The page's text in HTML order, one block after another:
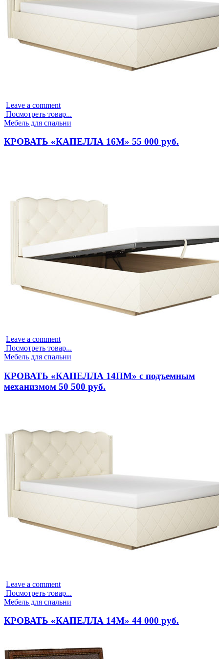
Leave a comment
Посмотреть товар...
Опубликовано
Мебель для спальни
КРОВАТЬ «КАПЕЛЛА 16М» 55 000 руб.
Leave a comment
Посмотреть товар...
Опубликовано
Мебель для спальни
КРОВАТЬ «КАПЕЛЛА 14ПМ» с подъемным
механизмом 50 500 руб.
Leave a comment
Посмотреть товар...
Опубликовано
Мебель для спальни
КРОВАТЬ «КАПЕЛЛА 14М» 44 000 руб.